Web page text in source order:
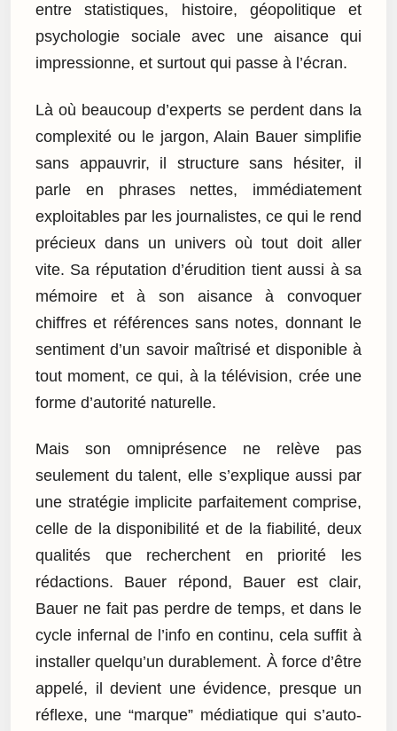
entre statistiques, histoire, géopolitique et
psychologie sociale avec une aisance qui
impressionne, et surtout qui passe à l’écran.
Là où beaucoup d’experts se perdent dans la
complexité ou le jargon, Alain Bauer simplifie
sans appauvrir, il structure sans hésiter, il
parle en phrases nettes, immédiatement
exploitables par les journalistes, ce qui le rend
précieux dans un univers où tout doit aller
vite. Sa réputation d’érudition tient aussi à sa
mémoire et à son aisance à convoquer
chiffres et références sans notes, donnant le
sentiment d’un savoir maîtrisé et disponible à
tout moment, ce qui, à la télévision, crée une
forme d’autorité naturelle.
Mais son omniprésence ne relève pas
seulement du talent, elle s’explique aussi par
une stratégie implicite parfaitement comprise,
celle de la disponibilité et de la fiabilité, deux
qualités que recherchent en priorité les
rédactions. Bauer répond, Bauer est clair,
Bauer ne fait pas perdre de temps, et dans le
cycle infernal de l’info en continu, cela suffit à
installer quelqu’un durablement. À force d’être
appelé, il devient une évidence, presque un
réflexe, une “marque” médiatique qui s’auto-